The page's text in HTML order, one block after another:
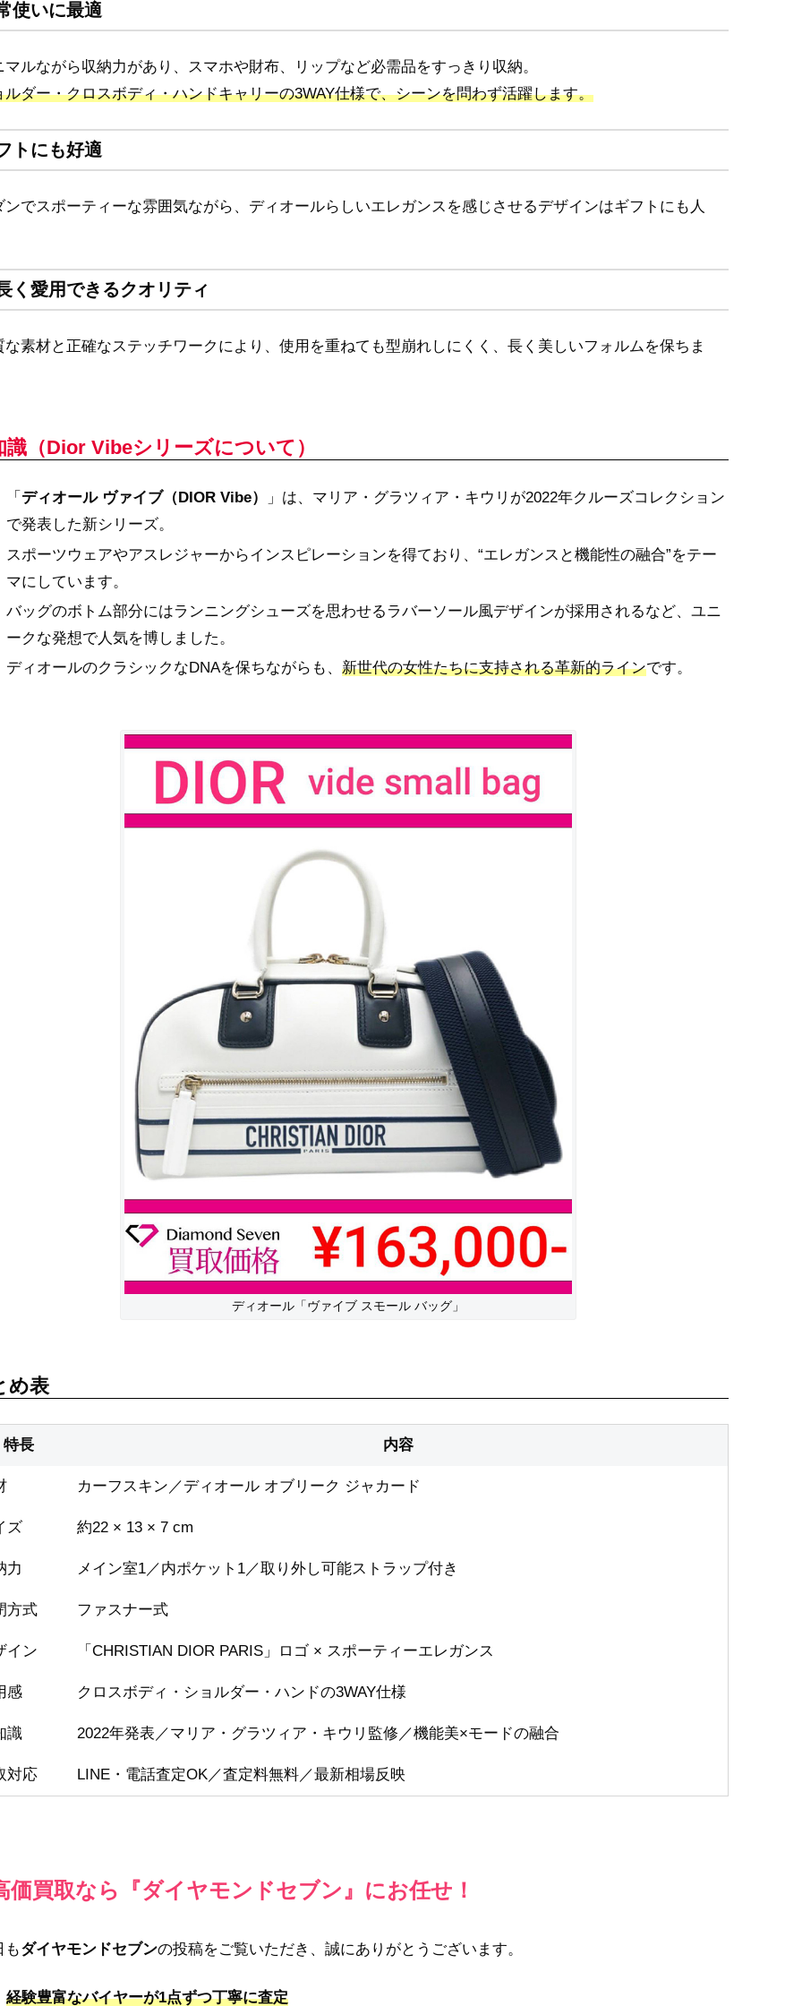
使いに最適
マルながら収納力があり、スマホや財布、リップなど必需品をすっきり収納。
ルダー・クロスボディ・ハンドキャリーの3WAY仕様で、シーンを問わず活躍します。
トにも好適
ンでスポーティーな雰囲気ながら、ディオールらしいエレガンスを感じさせるデザインはギフトにも人
く愛用できるクオリティ
な素材と正確なステッチワークにより、使用を重ねても型崩れしにくく、長く美しいフォルムを保ちま
識（Dior Vibeシリーズについて）
「 ディオール ヴァイブ（DIOR Vibe）
」は、マリア・グラツィア・キウリが2022年クルーズコレクション
で発表した新シリーズ。
スポーツウェアやアスレジャーからインスピレーションを得ており、“エレガンスと機能性の融合”をテー
マにしています。
バッグのボトム部分にはランニングシューズを思わせるラバーソール風デザインが採用されるなど、ユニ
ークな発想で人気を博しました。
ディオールのクラシックなDNAを保ちながらも、新世代の女性たちに支持される革新的ラインです。
ディオール「ヴァイブ スモール バッグ」
め表
特長 内容
カーフスキン／ディオール オブリーク ジャカード
ズ 約22 × 13 × 7 cm
力 メイン室1／内ポケット1／取り外し可能ストラップ付き
方式 ファスナー式
イン 「CHRISTIAN DIOR PARIS」ロゴ × スポーティーエレガンス
感 クロスボディ・ショルダー・ハンドの3WAY仕様
識 2022年発表／マリア・グラツィア・キウリ監修／機能美×モードの融合
対応 LINE・電話査定OK／査定料無料／最新相場反映
価買取なら『ダイヤモンドセブン』にお任せ！
もダイヤモンドセブンの投稿をご覧いただき、誠にありがとうございます。
経験豊富なバイヤーが1点ずつ丁寧に査定